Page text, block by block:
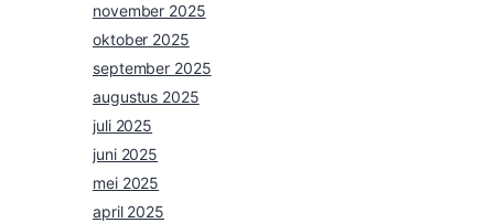
november 2025
oktober 2025
september 2025
augustus 2025
juli 2025
juni 2025
mei 2025
april 2025